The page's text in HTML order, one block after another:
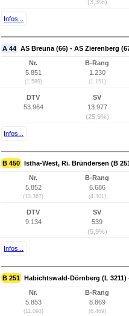
(3,3%)
Infos...
A 44 AS Breuna (66) - AS Zierenberg
Nr.
5.851
(1.589)
B-Rang
1.230
(1.151)
DTV
53.964
SV
13.977
(25,9%)
Infos...
B 450 Istha-West, Ri. Bründersen (B
Nr.
5.852
(13.367)
B-Rang
6.686
(4.301)
DTV
9.134
SV
539
(5,9%)
Infos...
B 251 Habichtswald-Dörnberg (L 3211)
Nr.
5.853
(11.093)
B-Rang
8.869
(6.469)